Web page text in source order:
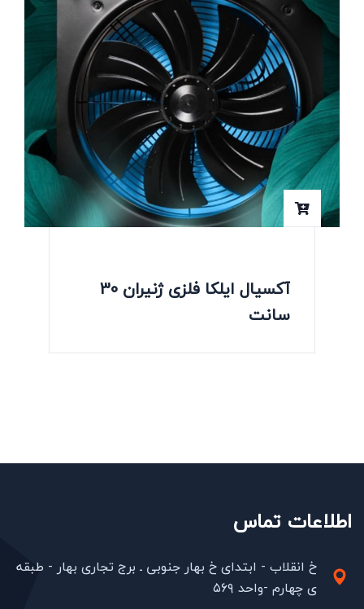
آکسیال ایلکا فلزی ژنیران 30
سانت
اطلاعات تماس
خ انقلاب - ابتدای خ بهار جنوبی ـ برج تجاری بهار - طبقه
ی چهارم -واحد ۵۶۹